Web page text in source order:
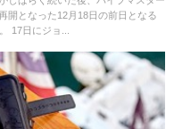
開となった12月18日の前日となる
17日にジョ...